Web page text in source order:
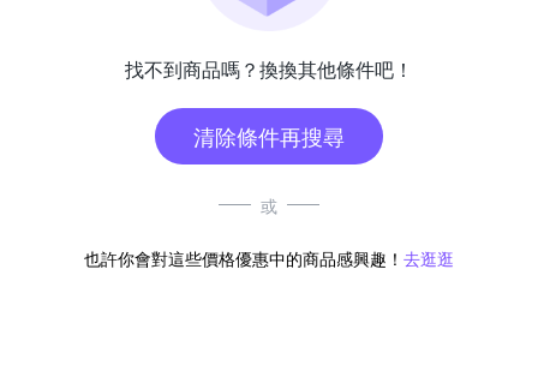
找不到商品嗎？換換其他條件吧！
清除條件再搜尋
或
也許你會對這些價格優惠中的商品感興趣！ 去逛逛